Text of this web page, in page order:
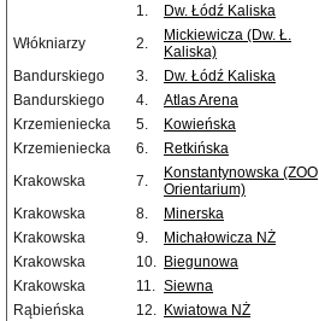
1.
Dw. Łódź Kaliska
Włókniarzy
2.
Mickiewicza (Dw. Ł.
Kaliska)
Bandurskiego 3. Dw. Łódź Kaliska
Bandurskiego
4. Atlas Arena
Krzemieniecka
5. Kowieńska
Krzemieniecka
6. Retkińska
Krakowska
7.
Konstantynowska (ZOO
Orientarium)
Krakowska 8. Minerska
Krakowska
9. Michałowicza NŻ
Krakowska
10. Biegunowa
Krakowska
11. Siewna
Rąbieńska
12. Kwiatowa NŻ